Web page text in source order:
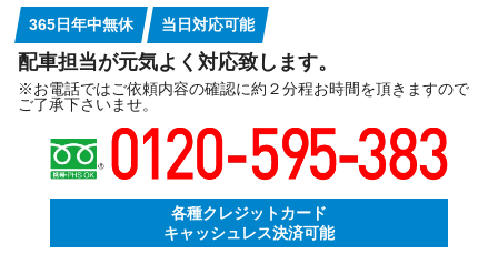
365日年中無休 当日対応可能
配車担当が元気よく対応致します。
※お電話ではご依頼内容の確認に約２分程お時間を頂きますので
ご了承下さいませ。
各種クレジットカード
キャッシュレス決済可能